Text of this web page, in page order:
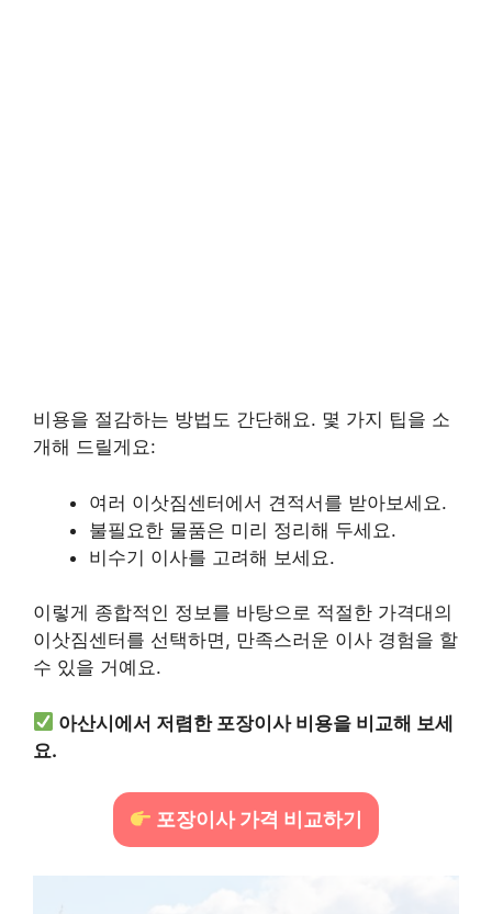
비용을 절감하는 방법도 간단해요. 몇 가지 팁을 소
개해 드릴게요:
여러 이삿짐센터에서 견적서를 받아보세요.
불필요한 물품은 미리 정리해 두세요.
비수기 이사를 고려해 보세요.
이렇게 종합적인 정보를 바탕으로 적절한 가격대의
이삿짐센터를 선택하면, 만족스러운 이사 경험을 할
수 있을 거예요.
아산시에서 저렴한 포장이사 비용을 비교해 보세
요.
포장이사 가격 비교하기